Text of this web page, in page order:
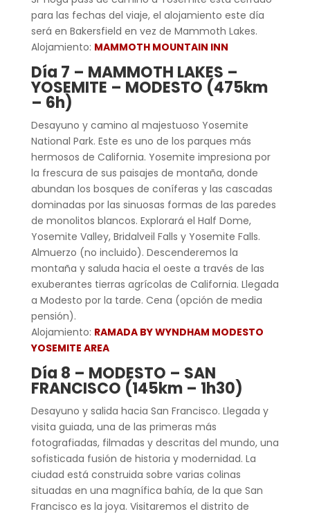
para las fechas del viaje, el alojamiento este día
será en Bakersfield en vez de Mammoth Lakes.
Alojamiento: MAMMOTH MOUNTAIN INN
Día 7 – MAMMOTH LAKES –
YOSEMITE – MODESTO (475km
– 6h)
Desayuno y camino al majestuoso Yosemite
National Park. Este es uno de los parques más
hermosos de California. Yosemite impresiona por
la frescura de sus paisajes de montaña, donde
abundan los bosques de coníferas y las cascadas
dominadas por las sinuosas formas de las paredes
de monolitos blancos. Explorará el Half Dome,
Yosemite Valley, Bridalveil Falls y Yosemite Falls.
Almuerzo (no incluido). Descenderemos la
montaña y saluda hacia el oeste a través de las
exuberantes tierras agrícolas de California. Llegada
a Modesto por la tarde. Cena (opción de media
pensión).
Alojamiento: RAMADA BY WYNDHAM MODESTO
YOSEMITE AREA
Día 8 – MODESTO – SAN
FRANCISCO (145km – 1h30)
Desayuno y salida hacia San Francisco. Llegada y
visita guiada, una de las primeras más
fotografiadas, filmadas y descritas del mundo, una
sofisticada fusión de historia y modernidad. La
ciudad está construida sobre varias colinas
situadas en una magnífica bahía, de la que San
Francisco es la joya. Visitaremos el distrito de